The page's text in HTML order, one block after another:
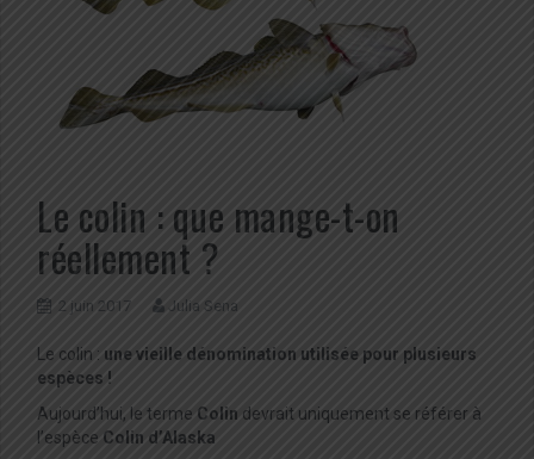
Le colin : que mange-t-on
réellement ?
2 juin 2017 Julia Sena
Le colin : une vieille dénomination utilisée pour plusieurs
espèces !
Aujourd’hui, le terme Colin devrait uniquement se référer à
l’espèce Colin d’Alaska